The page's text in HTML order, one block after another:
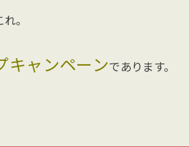
。
キャンペーンであります。